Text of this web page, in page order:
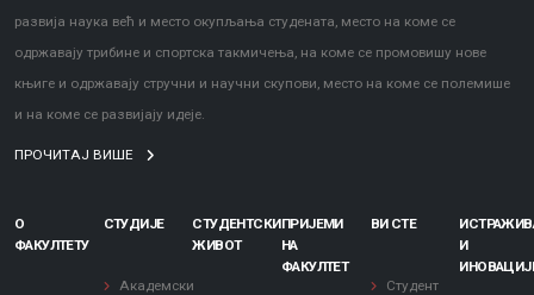
развија наука већ и место окупљања студената, место на коме се
одржавају трибине и спортска такмичења, на коме се промовишу нове
књиге и одржавају стручни и научни скупови, место на коме се полемише
и на коме се развијају идеје.
ПРОЧИТАЈ ВИШЕ
О
ФАКУЛТЕТУ
СТУДИЈЕ
Академски
СТУДЕНТСКИ
ЖИВОТ
ПРИЈЕМИ
НА
ФАКУЛТЕТ
ВИ СТЕ
Студент
И